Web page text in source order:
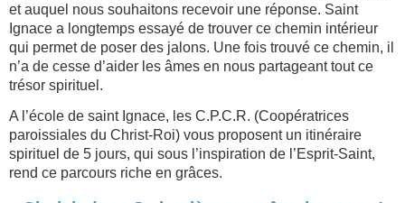
et auquel nous souhaitons recevoir une réponse. Saint
Ignace a longtemps essayé de trouver ce chemin intérieur
qui permet de poser des jalons. Une fois trouvé ce chemin, il
n’a de cesse d’aider les âmes en nous partageant tout ce
trésor spirituel.
A l’école de saint Ignace, les C.P.C.R. (Coopératrices
paroissiales du Christ-Roi) vous proposent un itinéraire
spirituel de 5 jours, qui sous l’inspiration de l’Esprit-Saint,
rend ce parcours riche en grâces.